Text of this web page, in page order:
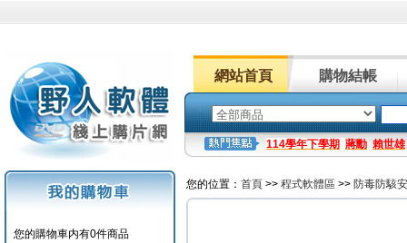
網站首頁 購物結帳
114學年下學期 蔣勳 賴世雄
您的購物車内有0件商品
您的位置： 首頁 >> 程式軟體區 >> 防毒防駭